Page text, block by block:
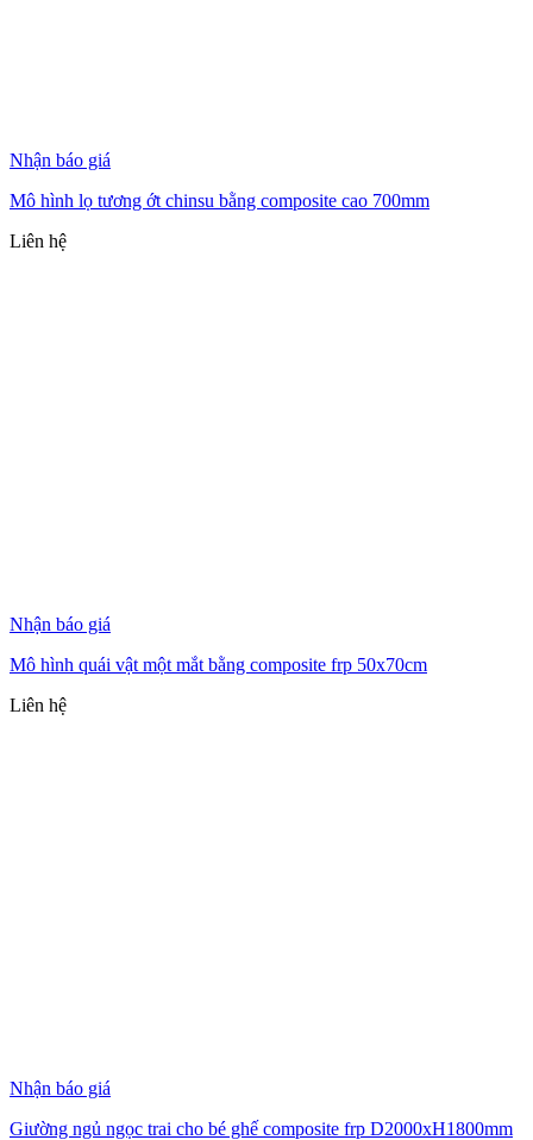
Nhận báo giá
Mô hình lọ tương ớt chinsu bằng composite cao 700mm
Liên hệ
Nhận báo giá
Mô hình quái vật một mắt bằng composite frp 50x70cm
Liên hệ
Nhận báo giá
Giường ngủ ngọc trai cho bé ghế composite frp D2000xH1800mm